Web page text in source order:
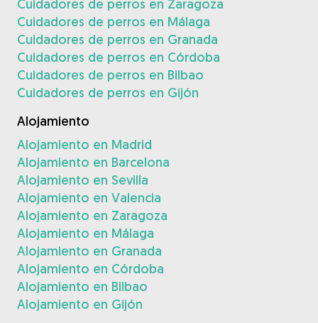
Cuidadores de perros en Zaragoza
Cuidadores de perros en Málaga
Cuidadores de perros en Granada
Cuidadores de perros en Córdoba
Cuidadores de perros en Bilbao
Cuidadores de perros en Gijón
Alojamiento
Alojamiento en Madrid
Alojamiento en Barcelona
Alojamiento en Sevilla
Alojamiento en Valencia
Alojamiento en Zaragoza
Alojamiento en Málaga
Alojamiento en Granada
Alojamiento en Córdoba
Alojamiento en Bilbao
Alojamiento en Gijón